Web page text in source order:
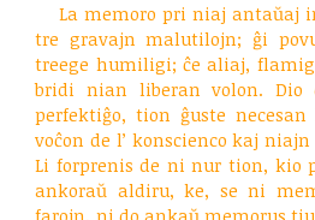
La memoro pri niaj antaŭaj
tre gravajn malutilojn; ĝi
treege humiligi; ĉe aliaj,
bridi nian liberan volon.
perfektiĝo, tion ĝuste
voĉon de l’ konscienco kaj
Li forprenis de ni nur tion, kio
ankoraŭ aldiru, ke, se ni
farojn, ni do ankaŭ memorus